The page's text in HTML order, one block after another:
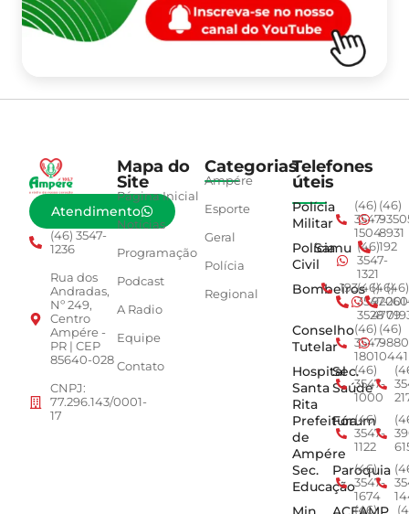
Atendimento
(46) 3547-
1236
Rua dos
Andradas,
Nº 249,
Centro
Ampére -
PR | CEP
85640-028
CNPJ:
77.296.143/0001-
17
Mapa do
Site
Página Inicial
Notícias
Programação
Podcast
A Radio
Equipe
Contato
Categorias
Ampére
Esporte
Geral
Polícia
Regional
Telefones
úteis
Polícia
Militar
(46)
3547-
1504
(46)
8931
Polícia
Civil
Samu (46)
3547-
1321
192
Bombeiros
193(46)
3547-
3528
(46)
4779
(46)
Conselho
Tutelar
(46)
3547-
1801
(46)
0441
Hospital
Santa
Rita
Sec.
Saúde
(46)
3547-
1000
Prefeitura
de
Ampére
Fórum
(46)
3547-
1122
Sec.
Educação
Paroquia
(46)
3547-
1674
(46)